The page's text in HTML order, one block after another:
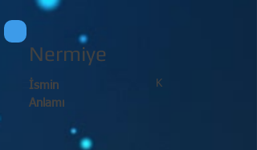
Nermiye
K
İsmin
Anlamı